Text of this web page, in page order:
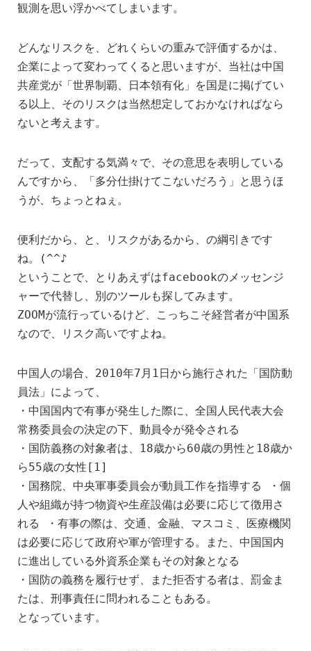
観測を思い浮かべてしまいます。
どんなリスクを、どれくらいの重みで評価するかは、
企業によって変わってくると思いますが、当社は中国
共産党が「世界制覇、日本領有化」を国是に掲げてい
る以上、そのリスクは当然想定しておかなければなら
ないと考えます。
だって、支配する気満々で、その意思を表明している
んですから、「多分仕掛けてこないだろう」と思うほ
うが、ちょっとねぇ。
便利だから、と、リスクがあるから、の綱引きです
ね。(^^♪
ということで、とりあえずはfacebookのメッセンジ
ャーで代替し、別のツールも探してみます。
ZOOMが流行っているけど、こっちこそ経営者が中国系
なので、リスク高いですよね。
中国人の場合、2010年7月1日から施行された「国防動
員法」によって、
・中国国内で有事が発生した際に、全国人民代表大会
常務委員会の決定の下、動員令が発令される
・国防義務の対象者は、18歳から60歳の男性と18歳か
ら55歳の女性[1]
・国務院、中央軍事委員会が動員工作を指導する ・個
人や組織が持つ物資や生産設備は必要に応じて徴用さ
れる ・有事の際は、交通、金融、マスコミ、医療機関
は必要に応じて政府や軍が管理する。また、中国国内
に進出している外資系企業もその対象となる
・国防の義務を履行せず、また拒否する者は、罰金ま
たは、刑事責任に問われることもある。
となっています。